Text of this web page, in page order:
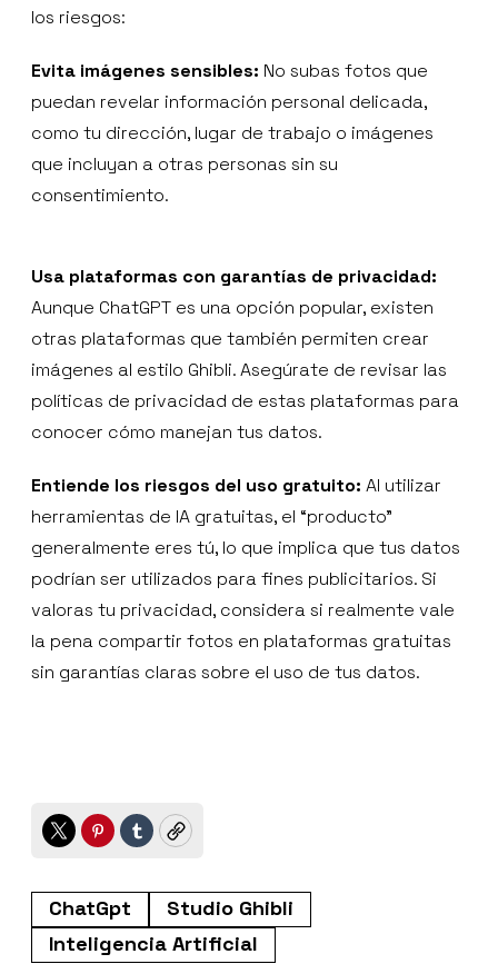
los riesgos:
Evita imágenes sensibles: No subas fotos que
puedan revelar información personal delicada,
como tu dirección, lugar de trabajo o imágenes
que incluyan a otras personas sin su
consentimiento.
Usa plataformas con garantías de privacidad:
Aunque ChatGPT es una opción popular, existen
otras plataformas que también permiten crear
imágenes al estilo Ghibli. Asegúrate de revisar las
políticas de privacidad de estas plataformas para
conocer cómo manejan tus datos.
Entiende los riesgos del uso gratuito: Al utilizar
herramientas de IA gratuitas, el “producto”
generalmente eres tú, lo que implica que tus datos
podrían ser utilizados para fines publicitarios. Si
valoras tu privacidad, considera si realmente vale
la pena compartir fotos en plataformas gratuitas
sin garantías claras sobre el uso de tus datos.
TwitterPinterest
TumblrCopy
ChatGpt
Studio Ghibli
Inteligencia Artificial